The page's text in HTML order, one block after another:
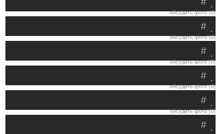
.
обсудить фото (0)
.
#
обсудить фото (0)
.
#
обсудить фото (0)
.
#
обсудить фото (0)
.
#
обсудить фото (0)
.
#